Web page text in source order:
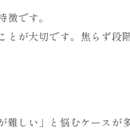
です。
が大切です。焦らず段
しい」と悩むケースが